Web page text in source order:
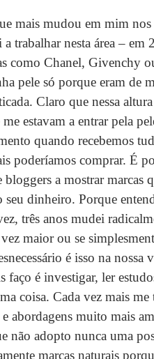
mais mudou em mim
trabalhar nesta área –
como Chanel, Givenchy
pele só porque eram de
Claro que nessa
estavam a entrar pela
quando recebemos
poderíamos comprar. É
a mostrar marcas
dinheiro. Porque
três anos mudei
maior ou se
é isso na
faço é investigar, ler
coisa. Cada vez mais
abordagens muito mais
não adopto nunca uma
marcas naturais